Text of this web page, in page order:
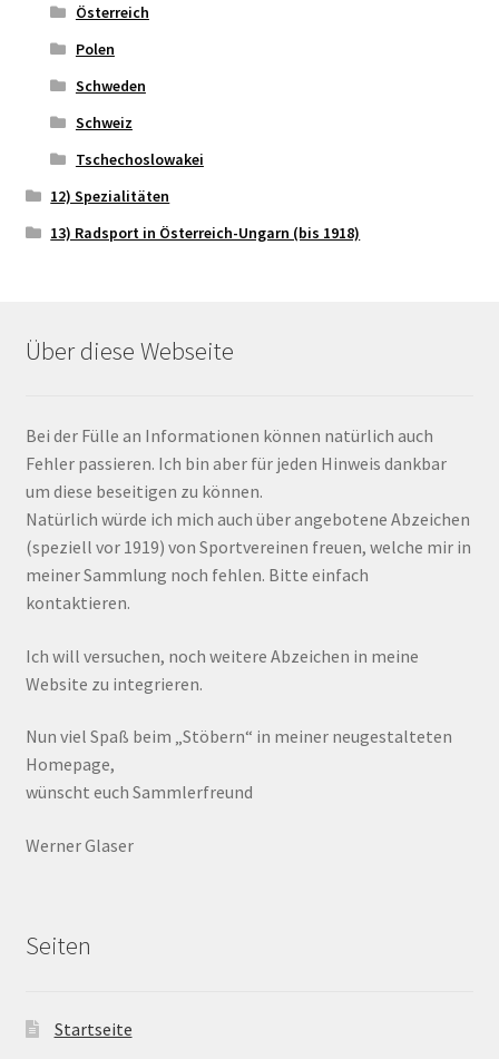
Österreich
Polen
Schweden
Schweiz
Tschechoslowakei
12) Spezialitäten
13) Radsport in Österreich-Ungarn (bis 1918)
Über diese Webseite
Bei der Fülle an Informationen können natürlich auch
Fehler passieren. Ich bin aber für jeden Hinweis dankbar
um diese beseitigen zu können.
Natürlich würde ich mich auch über angebotene Abzeichen
(speziell vor 1919) von Sportvereinen freuen, welche mir in
meiner Sammlung noch fehlen. Bitte einfach
kontaktieren.
Ich will versuchen, noch weitere Abzeichen in meine
Website zu integrieren.
Nun viel Spaß beim „Stöbern“ in meiner neugestalteten
Homepage,
wünscht euch Sammlerfreund
Werner Glaser
Seiten
Startseite